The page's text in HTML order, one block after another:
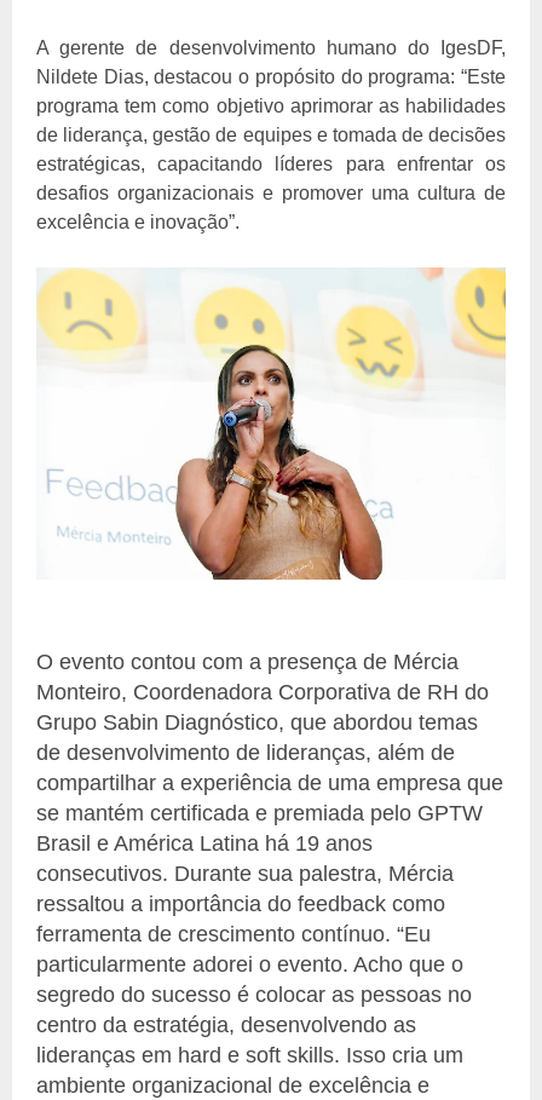
A gerente de desenvolvimento humano do IgesDF,
Nildete Dias, destacou o propósito do programa: “Este
programa tem como objetivo aprimorar as habilidades
de liderança, gestão de equipes e tomada de decisões
estratégicas, capacitando líderes para enfrentar os
desafios organizacionais e promover uma cultura de
excelência e inovação”.
O evento contou com a presença de Mércia
Monteiro, Coordenadora Corporativa de RH do
Grupo Sabin Diagnóstico, que abordou temas
de desenvolvimento de lideranças, além de
compartilhar a experiência de uma empresa que
se mantém certificada e premiada pelo GPTW
Brasil e América Latina há 19 anos
consecutivos. Durante sua palestra, Mércia
ressaltou a importância do feedback como
ferramenta de crescimento contínuo. “Eu
particularmente adorei o evento. Acho que o
segredo do sucesso é colocar as pessoas no
centro da estratégia, desenvolvendo as
lideranças em hard e soft skills. Isso cria um
ambiente organizacional de excelência e